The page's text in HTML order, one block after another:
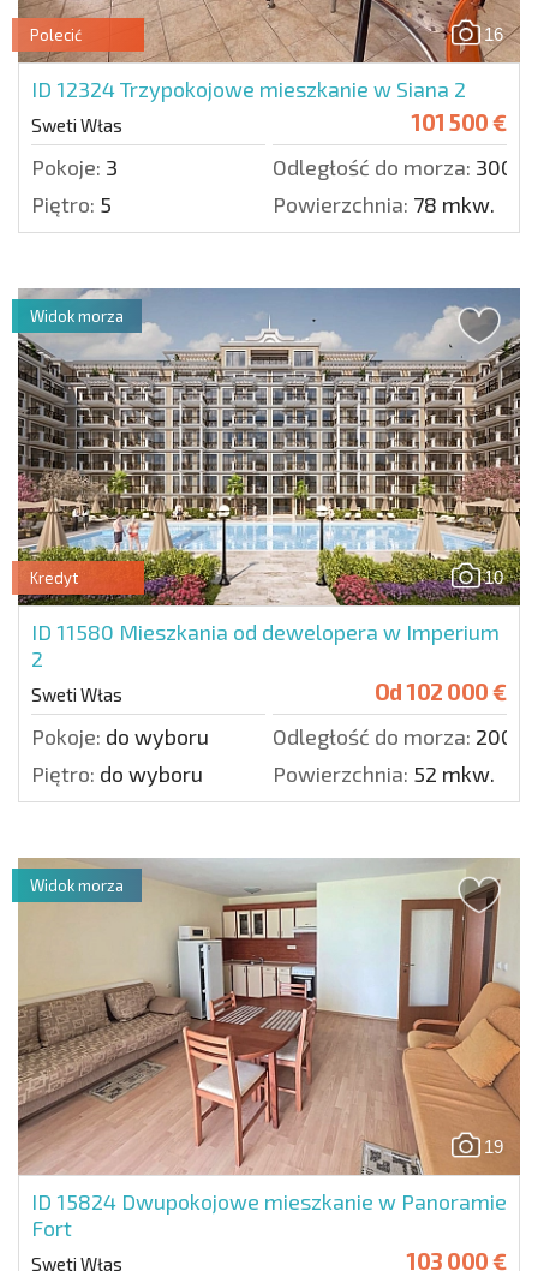
16
Polecić
ID 12324Trzypokojowe mieszkanie w Siana 2
Sweti Włas 101 500 €
Pokoje: 3 Odległość do morza: 300
Piętro: 5 Powierzchnia: 78 mkw.
10
Kredyt
ID 11580 Mieszkania od dewelopera w Imperium
2
Sweti Włas Od102 000 €
Pokoje: do wyboru Odległość do morza: 200
Piętro: do wyboru Powierzchnia: 52 mkw.
Widok morza
19
ID 15824 Dwupokojowe mieszkanie w Panoramie
Fort
Sweti Włas 103 000 €
Widok morza